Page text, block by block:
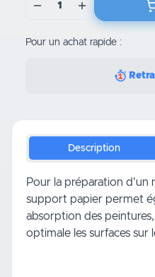
1
Pour un achat rapide :
Description
Pour la préparation d'un
support papier permet
absorption des
optimale les surfaces sur